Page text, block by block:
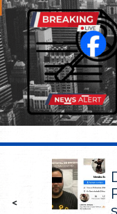
<